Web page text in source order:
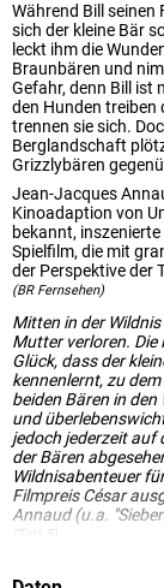
Während Bill seinen
sich der kleine Bär
leckt ihm die
Braunbären und
Gefahr, denn Bill ist
den Hunden treiben
trennen sie sich.
Berglandschaft
Grizzlybären
Jean-Jacques
Kinoadaption von
bekannt,
Spielfilm, die mit
der Perspektive der
(BR Fernsehen)
Mitten in der
Mutter verloren. Die
Glück, dass der
kennenlernt, zu
beiden Bären in
und
jedoch jederzeit auf
der Bären
Wildnisabenteuer
Filmpreis César
Annaud (u.a.
(Tele 5)